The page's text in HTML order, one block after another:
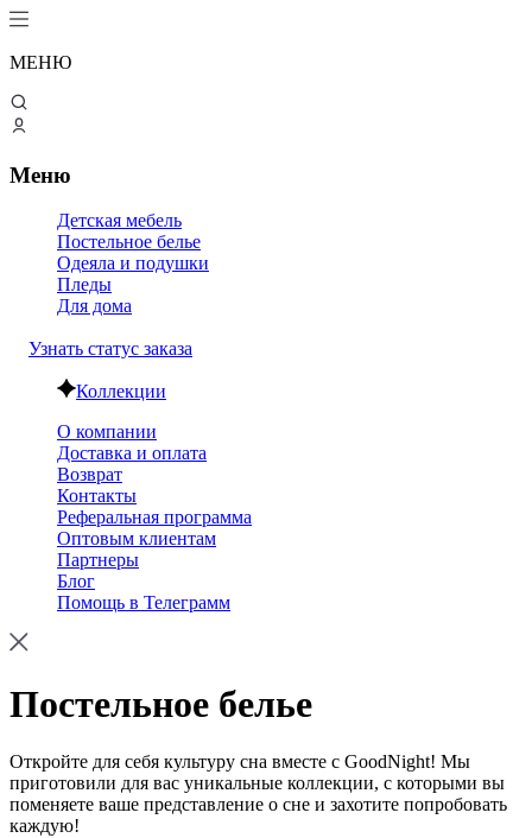
МЕНЮ
Меню
Детская мебель
Постельное белье
Одеяла и подушки
Пледы
Для дома
Узнать статус заказа
Коллекции
О компании
Доставка и оплата
Возврат
Контакты
Реферальная программа
Оптовым клиентам
Партнеры
Блог
Помощь в Телеграмм
Постельное белье
Откройте для себя культуру сна вместе с GoodNight! Мы
приготовили для вас уникальные коллекции, с которыми вы
поменяете ваше представление о сне и захотите попробовать
каждую!